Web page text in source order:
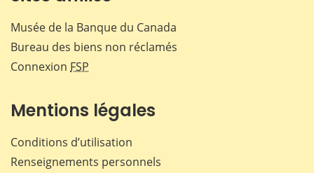
Musée de la Banque du Canada
Bureau des biens non réclamés
Connexion FSP
Mentions légales
Conditions d’utilisation
Renseignements personnels